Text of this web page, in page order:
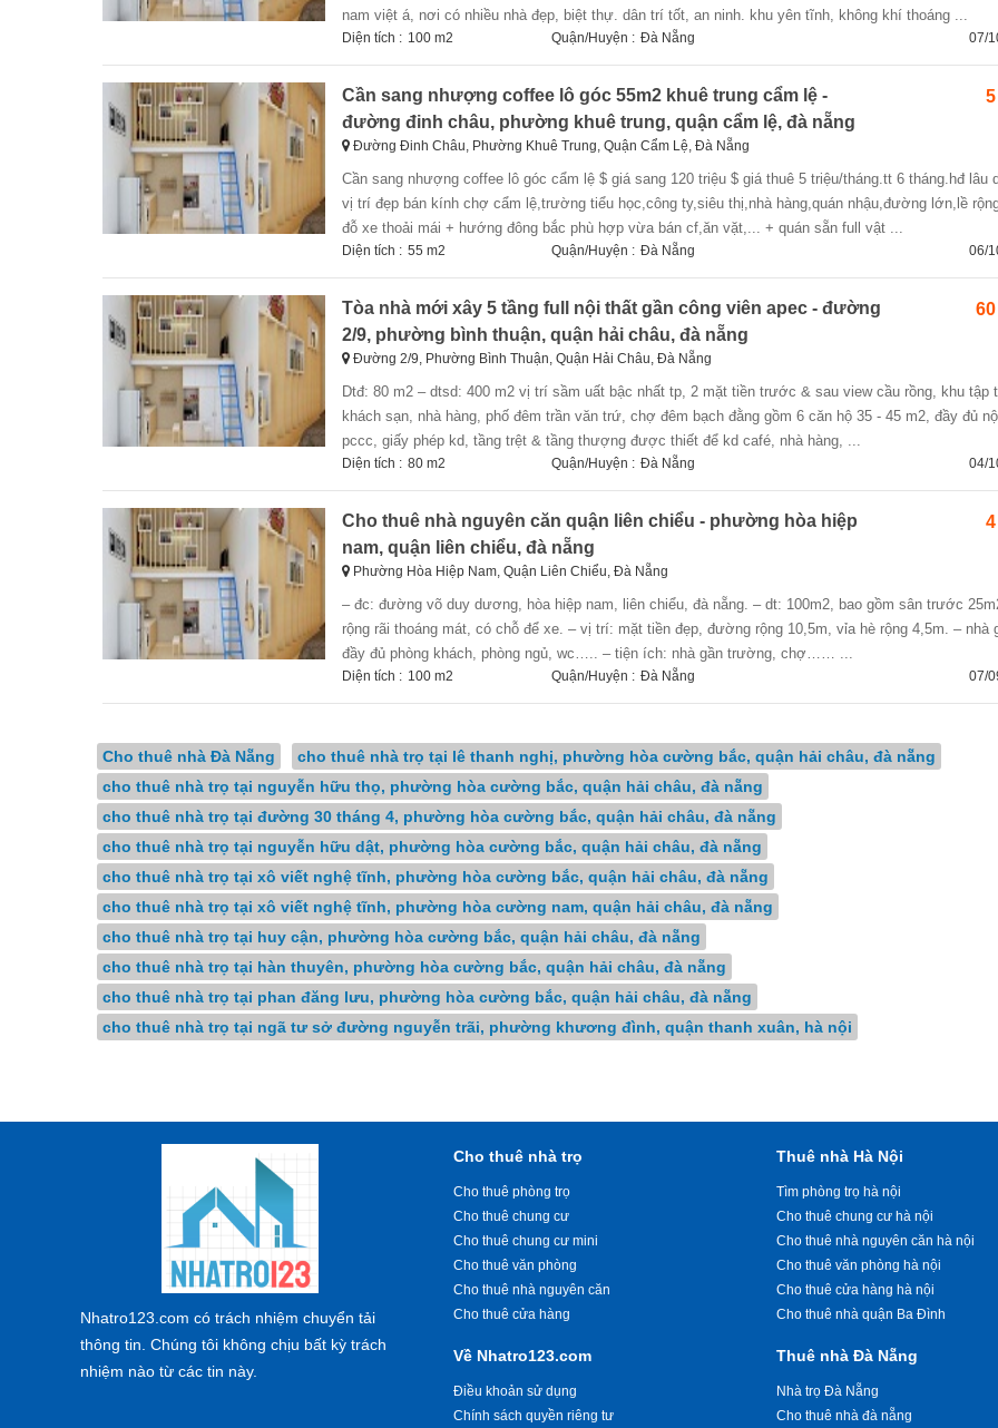
nam việt á, nơi có nhiều nhà đẹp, biệt thự. dân trí tốt, an ninh. khu yên tĩnh, không khí thoáng ...
Diện tích : 100 m2 Quận/Huyện : Đà Nẵng 07/
Cần sang nhượng coffee lô góc 55m2 khuê trung cẩm lệ -
đường đinh châu, phường khuê trung, quận cẩm lệ, đà nẵng
Đường Đinh Châu, Phường Khuê Trung, Quận Cẩm Lệ, Đà Nẵng
cần sang nhượng coffee lô góc cẩm lệ $ giá sang 120 triệu $ giá thuê 5 triệu/tháng.tt 6 tháng.hđ lâu dài +
vị trí đẹp bán kính chợ cẩm lệ,trường tiểu học,công ty,siêu thị,nhà hàng,quán nhậu,đường lớn,lề
đỗ xe thoải mái + hướng đông bắc phù hợp vừa bán cf,ăn vặt,... + quán sẵn full vật ...
Diện tích : 55 m2 Quận/Huyện : Đà Nẵng 06/
Tòa nhà mới xây 5 tầng full nội thất gần công viên apec - đường
2/9, phường bình thuận, quận hải châu, đà nẵng
Đường 2/9, Phường Bình Thuận, Quận Hải Châu, Đà Nẵng
dtđ: 80 m2 – dtsd: 400 m2 vị trí sầm uất bậc nhất tp, 2 mặt tiền trước & sau view cầu rồng, khu tập trung
khách sạn, nhà hàng, phố đêm trần văn trứ, chợ đêm bạch đằng gồm 6 căn hộ 35 - 45 m2, đầy đủ
pccc, giấy phép kd, tầng trệt & tầng thượng được thiết để kd café, nhà hàng, ...
Diện tích : 80 m2 Quận/Huyện : Đà Nẵng 04/
Cho thuê nhà nguyên căn quận liên chiểu - phường hòa hiệp
nam, quận liên chiểu, đà nẵng
Phường Hòa Hiệp Nam, Quận Liên Chiểu, Đà Nẵng
– đc: đường võ duy dương, hòa hiệp nam, liên chiểu, đà nẵng. – dt: 100m2, bao gồm sân trước 25m2, nhà
rộng rãi thoáng mát, có chỗ để xe. – vị trí: mặt tiền đẹp, đường rộng 10,5m, vỉa hè rộng 4,5m. – nhà
đầy đủ phòng khách, phòng ngủ, wc….. – tiện ích: nhà gần trường, chợ…… ...
Diện tích : 100 m2 Quận/Huyện : Đà Nẵng 07/
Cho thuê nhà Đà Nẵng
cho thuê nhà trọ tại lê thanh nghị, phường hòa cường bắc, quận hải châu, đà nẵng
cho thuê nhà trọ tại nguyễn hữu thọ, phường hòa cường bắc, quận hải châu, đà nẵng
cho thuê nhà trọ tại đường 30 tháng 4, phường hòa cường bắc, quận hải châu, đà nẵng
cho thuê nhà trọ tại nguyễn hữu dật, phường hòa cường bắc, quận hải châu, đà nẵng
cho thuê nhà trọ tại xô viết nghệ tĩnh, phường hòa cường bắc, quận hải châu, đà nẵng
cho thuê nhà trọ tại xô viết nghệ tĩnh, phường hòa cường nam, quận hải châu, đà nẵng
cho thuê nhà trọ tại huy cận, phường hòa cường bắc, quận hải châu, đà nẵng
cho thuê nhà trọ tại hàn thuyên, phường hòa cường bắc, quận hải châu, đà nẵng
cho thuê nhà trọ tại phan đăng lưu, phường hòa cường bắc, quận hải châu, đà nẵng
cho thuê nhà trọ tại ngã tư sở đường nguyễn trãi, phường khương đình, quận thanh xuân, hà nội
Cho thuê nhà trọ
Cho thuê phòng trọ
Cho thuê chung cư
Cho thuê chung cư mini
Cho thuê văn phòng
Cho thuê nhà nguyên căn
Cho thuê cửa hàng
Về Nhatro123.com
Điều khoản sử dụng
Chính sách quyền riêng tư
Thuê nhà Hà Nội
Tìm phòng trọ hà nội
Cho thuê chung cư hà nội
Cho thuê nhà nguyên căn hà nội
Cho thuê văn phòng hà nội
Cho thuê cửa hàng hà nội
Cho thuê nhà quận Ba Đình
Thuê nhà Đà Nẵng
Nhà trọ Đà Nẵng
Cho thuê nhà đà nẵng
Nhatro123.com có trách nhiệm chuyển tải
thông tin. Chúng tôi không chịu bất kỳ trách
nhiệm nào từ các tin này.